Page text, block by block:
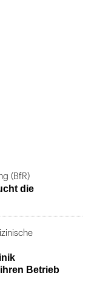
(BfR)
die
Betrieb